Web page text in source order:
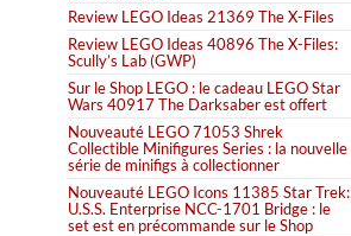
Review LEGO Ideas 21369 The X-Files
Review LEGO Ideas 40896 The X-Files:
Scully’s Lab (GWP)
Sur le Shop LEGO : le cadeau LEGO Star
Wars 40917 The Darksaber est offert
Nouveauté LEGO 71053 Shrek
Collectible Minifigures Series : la nouvelle
série de minifigs à collectionner
Nouveauté LEGO Icons 11385 Star Trek:
U.S.S. Enterprise NCC-1701 Bridge : le
set est en précommande sur le Shop